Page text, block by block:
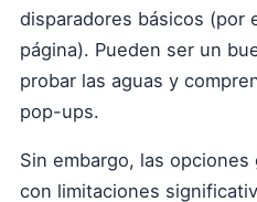
disparadores básicos (por
página). Pueden ser un
probar las aguas y
pop-ups.
Sin embargo, las
con limitaciones